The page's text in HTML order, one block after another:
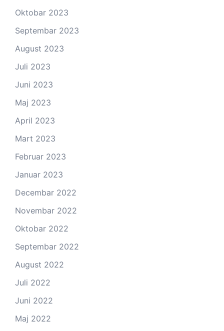
Oktobar 2023
Septembar 2023
August 2023
Juli 2023
Juni 2023
Maj 2023
April 2023
Mart 2023
Februar 2023
Januar 2023
Decembar 2022
Novembar 2022
Oktobar 2022
Septembar 2022
August 2022
Juli 2022
Juni 2022
Maj 2022